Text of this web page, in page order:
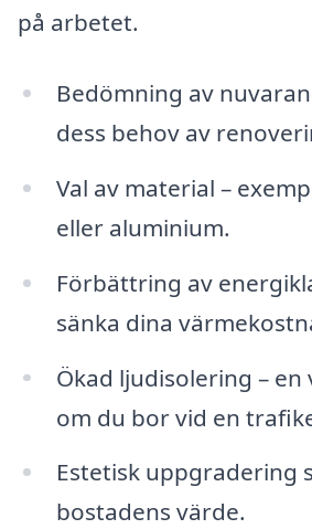
på arbetet.
Bedömning av
dess behov av
Val av material –
eller aluminium.
Förbättring av
sänka dina
Ökad ljudisolering –
om du bor vid en
Estetisk uppgradering
bostadens värde.